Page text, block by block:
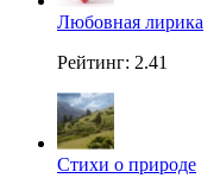
Любовная лирика
Рейтинг: 2.41
Стихи о природе